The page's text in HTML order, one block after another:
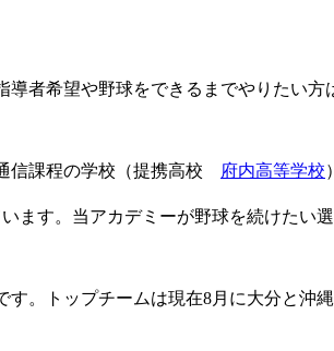
者希望や野球をできるまでやりたい方
信課程の学校（提携高校 府内高等学校
ます。当アカデミーが野球を続けたい
。トップチームは現在8月に大分と沖